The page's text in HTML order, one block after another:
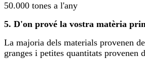
50.000 tones a l'any
5. D'on prové la vostra matèria
La majoria dels materials provenen
granges i petites quantitats provenen